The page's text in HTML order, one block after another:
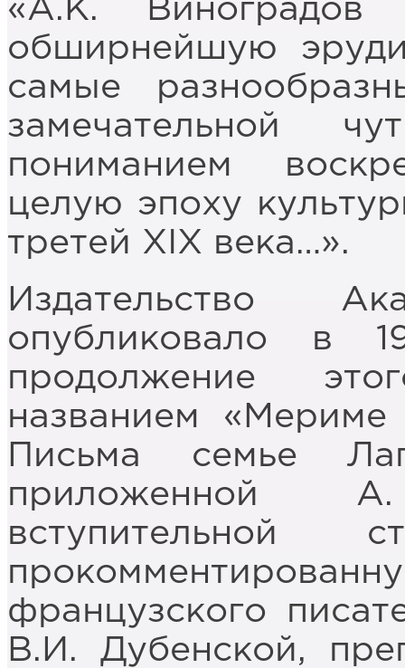
«А.К.
обширнейшую
самые
замечательной
пониманием
целую эпоху
третей XIX века…».
Издательство
опубликовало в
продолжение
названием
Письма семье
приложенной
вступительной
французского
В.И. Дубенской,